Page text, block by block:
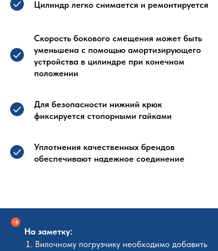
Цилиндр легко снимается и ремонтируется
Скорость бокового смещения может быть
уменьшена с помощью амортизирующего
устройства в цилиндре при конечном
положении
Для безопасности нижний крюк
фиксируется стопорными гайками
Уплотнения качественных брендов
обеспечивают надежное соединение
На заметку:
Вилочному погрузчику необходимо добавить